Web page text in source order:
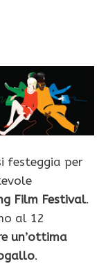
festeggia per
Film Festival.
al 12
un’ottima
.